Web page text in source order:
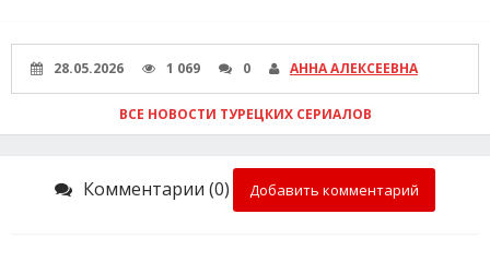
28.05.2026 1 069 0 АННА АЛЕКСЕЕВНА
ВСЕ НОВОСТИ ТУРЕЦКИХ СЕРИАЛОВ
Комментарии (0) Добавить комментарий